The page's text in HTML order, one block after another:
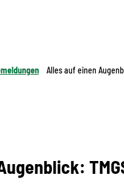
Alles auf einen